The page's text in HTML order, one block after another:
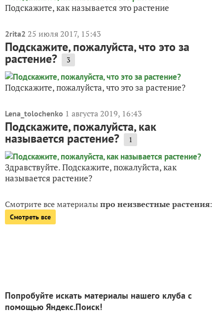
Подскажите, как называется это растение
2rita2 25 июля 2017, 15:43
Подскажите, пожалуйста, что это за
растение? 3
Подскажите, пожалуйста, что это за растение?
Lena_tolochenko 1 августа 2019, 16:43
Подскажите, пожалуйста, как
называется растение? 1
Здравствуйте. Подскажите, пожалуйста, как
называется растение?
Смотрите все материалыпро неизвестные растения:
Смотреть все
Попробуйте искать материалы нашего клуба с
помощью Яндекс.Поиск!